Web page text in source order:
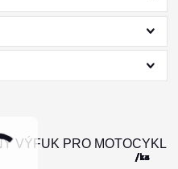
/ks
/ks
/sada
/sada
VÝFUK PRO MOTOCYKL